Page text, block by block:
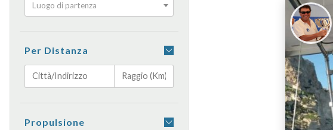
Luogo di partenza
Per Distanza
Propulsione